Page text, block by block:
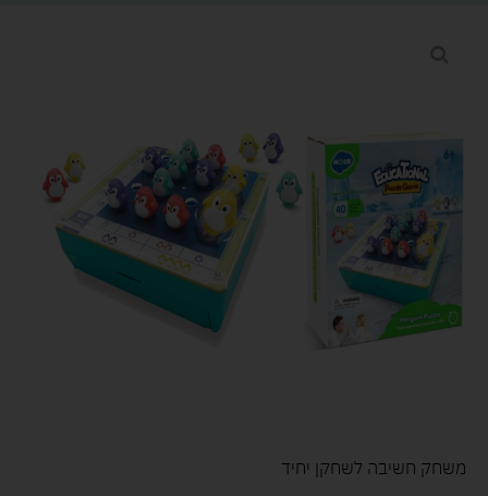
משחק חשיבה לשחקן יחיד